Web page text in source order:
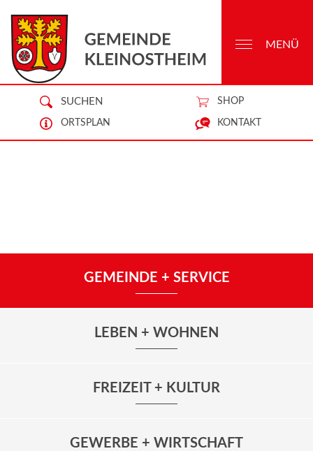
SUCHEN SHOP
ORTSPLAN KONTAKT
MENÜ
GEMEINDE + SERVICE
LEBEN + WOHNEN
FREIZEIT + KULTUR
GEWERBE + WIRTSCHAFT